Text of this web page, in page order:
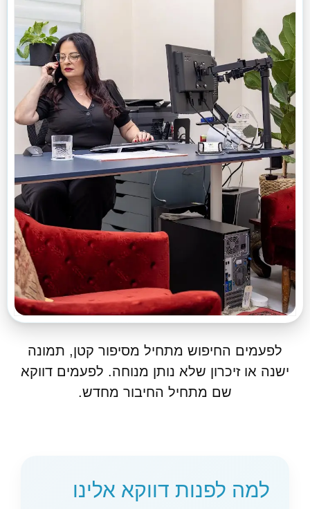
לפעמים החיפוש מתחיל מסיפור קטן, תמונה
ישנה או זיכרון שלא נותן מנוחה. לפעמים דווקא
שם מתחיל החיבור מחדש.
למה לפנות דווקא אלינו